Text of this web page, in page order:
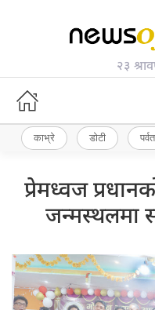
२३
काभ्रे डोटी पर्वत
प्रेमध्वज
जन्मस्थलमा